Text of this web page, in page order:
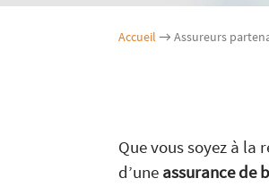
Accueil → Assureurs
Que vous soyez à la
d’une assurance de